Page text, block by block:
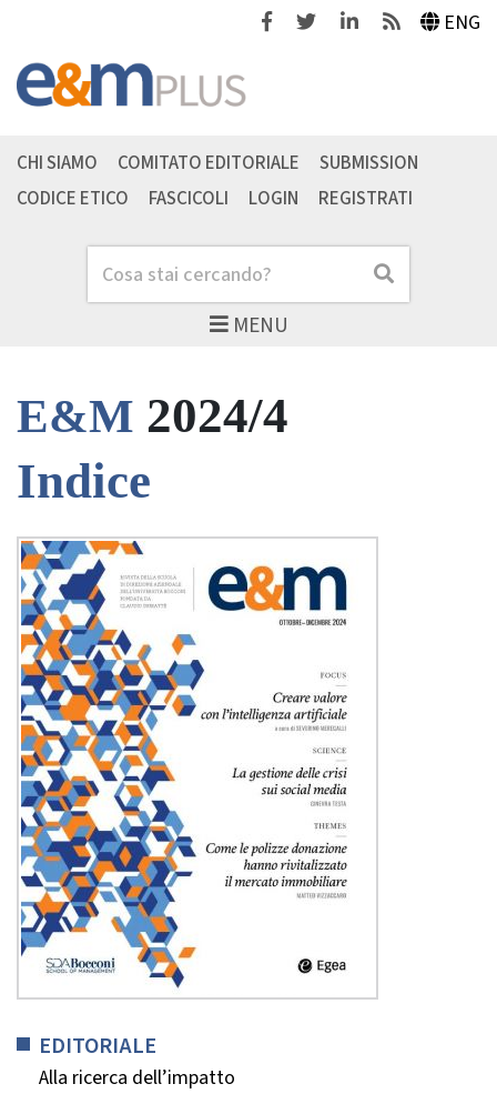
FacebookTwitterLinkedinFeeds ENG
MENU
Cerca Cerca
CHI SIAMO COMITATO EDITORIALE
SUBMISSION
CODICE ETICO
FASCICOLI LOGIN REGISTRATI
E&M 2024/4
Indice
EDITORIALE
Alla ricerca dell’impatto